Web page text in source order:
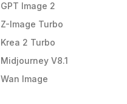
GPT Image 2
Z-Image Turbo
Krea 2 Turbo
Midjourney V8.1
Wan Image